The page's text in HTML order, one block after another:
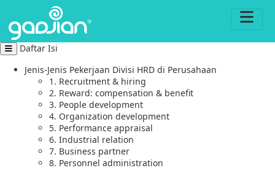
Daftar Isi
Jenis-Jenis Pekerjaan Divisi HRD di Perusahaan
1. Recruitment & hiring
2. Reward: compensation & benefit
3. People development
4. Organization development
5. Performance appraisal
6. Industrial relation
7. Business partner
8. Personnel administration